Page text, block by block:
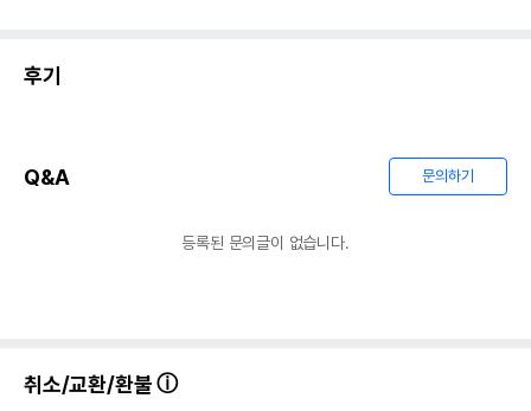
후기
Q&A 문의하기
등록된 문의글이 없습니다.
취소/교환/환불